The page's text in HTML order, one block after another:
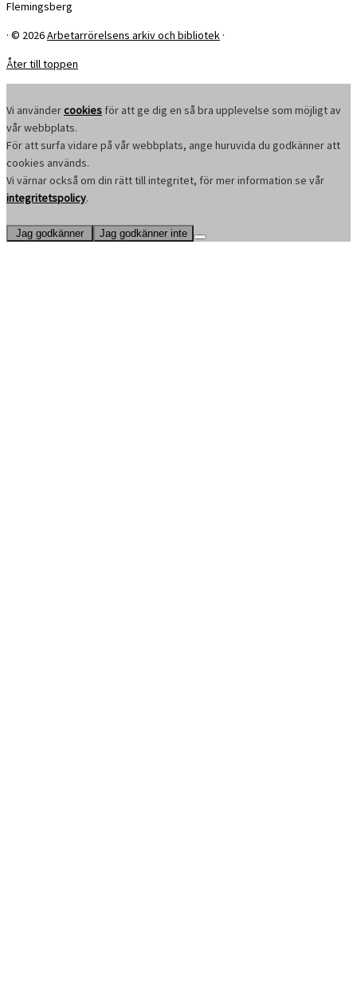
Flemingsberg
· © 2026Arbetarrörelsens arkiv och bibliotek ·
Åter till toppen
Vi användercookies för att ge dig en så bra upplevelse som möjligt av
vår webbplats.
För att surfa vidare på vår webbplats, ange huruvida du godkänner att
cookies används.
Vi värnar också om din rätt till integritet, för mer information se vår
integritetspolicy.
Jag godkänner Jag godkänner inte